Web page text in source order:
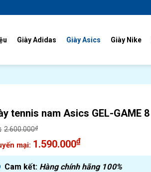
Giày Adidas Giày Asics Giày Nike
tennis nam Asics GEL-GAME 8
2.600.000₫
1.590.000₫
Cam kết: Hàng chính hãng 100%